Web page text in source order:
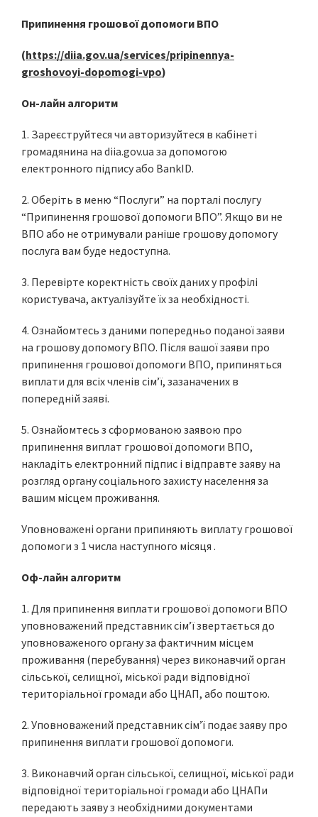
Припинення грошової допомоги ВПО
(https://diia.gov.ua/services/pripinennya-
groshovoyi-dopomogi-vpo)
Он-лайн алгоритм
1. Зареєструйтеся чи авторизуйтеся в кабінеті
громадянина на diia.gov.ua за допомогою
електронного підпису або BankID.
2. Оберіть в меню “Послуги” на порталі послугу
“Припинення грошової допомоги ВПО”. Якщо ви не
ВПО або не отримували раніше грошову допомогу
послуга вам буде недоступна.
3. Перевірте коректність своїх даних у профілі
користувача, актуалізуйте їх за необхідності.
4. Ознайомтесь з даними попередньо поданої заяви
на грошову допомогу ВПО. Після вашої заяви про
припинення грошової допомоги ВПО, припиняться
виплати для всіх членів сім’ї, зазаначених в
попередній заяві.
5. Ознайомтесь з сформованою заявою про
припинення виплат грошової допомоги ВПО,
накладіть електронний підпис і відправте заяву на
розгляд органу соціального захисту населення за
вашим місцем проживання.
Уповноважені органи припиняють виплату грошової
допомоги з 1 числа наступного місяця .
Оф-лайн алгоритм
1. Для припинення виплати грошової допомоги ВПО
уповноважений представник сім’ї звертається до
уповноваженого органу за фактичним місцем
проживання (перебування) через виконавчий орган
сільської, селищної, міської ради відповідної
територіальної громади або ЦНАП, або поштою.
2. Уповноважений представник сім’ї подає заяву про
припинення виплати грошової допомоги.
3. Виконавчий орган сільської, селищної, міської ради
відповідної територіальної громади або ЦНАПи
передають заяву з необхідними документами